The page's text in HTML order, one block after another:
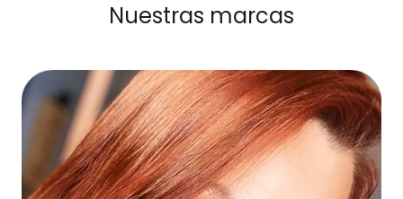
Nuestras marcas